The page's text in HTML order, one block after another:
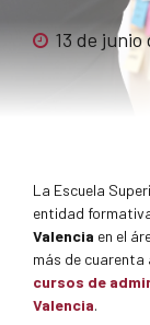
13 de junio
La Escuela
entidad
Valencia en el
más de cuarenta
cursos de
Valencia.